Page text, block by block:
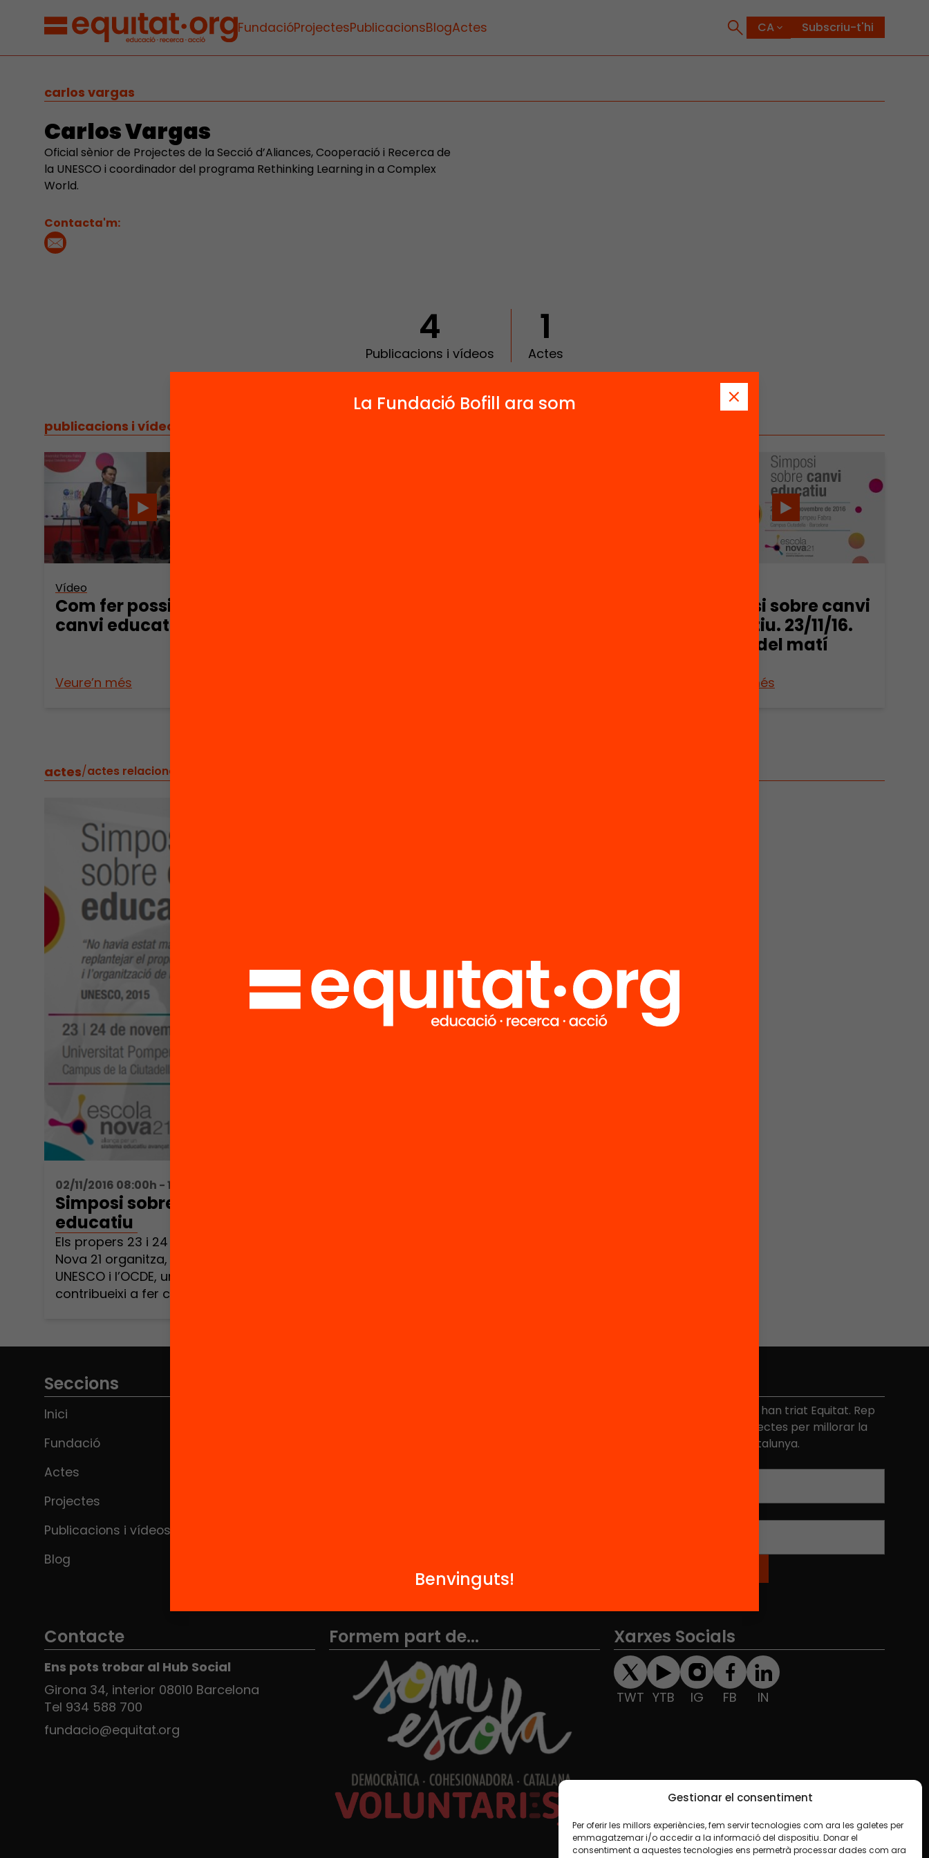
Gestionar el consentiment
Per oferir les millors experiències, fem servir tecnologies com ara les galetes per
emmagatzemar i/o accedir a la informació del dispositiu. Donar el
consentiment a aquestes tecnologies ens permetrà processar dades com ara
FundacióProjectesPublicacionsBlogActes Subscriu-t'hi
carlos vargas
Carlos Vargas
Oficial sènior de Projectes de la Secció d’Aliances, Cooperació i Recerca de
la UNESCO i coordinador del programa Rethinking Learning in a Complex
World.
Contacta'm:
4
Publicacions i vídeos
1
Actes
publicacions i vídeos
Vídeo
Com fer possible el
canvi educatiu
Veure’n més
Simposi sobre canvi
educatiu. 23/11/16.
Sessió del matí
Veure’n més
actes/actes relacionats
02/11/2016 08:00h - 16:30h
Simposi sobre canvi
educatiu
Els propers 23 i 24 de novembre Escola
Nova 21 organitza, juntament amb la
UNESCO i l’OCDE, un simposi que
contribueixi a fer confluir el
les pràctiques d’aprenentatge amb la
existents al nostre país Escola Nova 21
[…]
Més de 40.000 persones ja han triat Equitat. Rep
iniciatives, propostes i projectes per millorar la
qualitat de l'educació a Catalunya.
Seccions
Inici
Fundació
Actes
Projectes
Publicacions i vídeos
Blog
Contacte
Ens pots trobar al Hub Social
Girona 34, interior 08010 Barcelona
Tel 934 588 700
fundacio@equitat.org
Formem part de... Xarxes Socials
TWT YTB IG FB IN
La Fundació Bofill ara som
Benvinguts!